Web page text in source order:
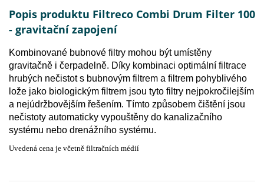
Popis produktu Filtreco Combi Drum Filter 100
- gravitační zapojení
Kombinované bubnové filtry mohou být umístěny
gravitačně i čerpadelně. Díky kombinaci optimální filtrace
hrubých nečistot s bubnovým filtrem a filtrem pohyblivého
lože jako biologickým filtrem jsou tyto filtry nejpokročilejším
a nejúdržbovějším řešením. Tímto způsobem čištění jsou
nečistoty automaticky vypouštěny do kanalizačního
systému nebo drenážního systému.
Uvedená cena je včetně filtračních médií